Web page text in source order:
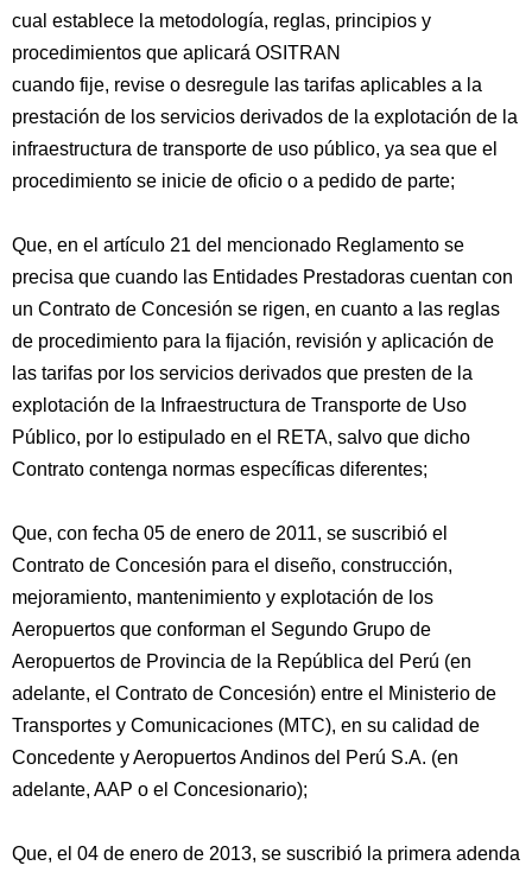
cual establece la metodología, reglas, principios y
procedimientos que aplicará OSITRAN
cuando fije, revise o desregule las tarifas aplicables a la
prestación de los servicios derivados de la explotación de la
infraestructura de transporte de uso público, ya sea que el
procedimiento se inicie de oficio o a pedido de parte;
Que, en el artículo 21 del mencionado Reglamento se
precisa que cuando las Entidades Prestadoras cuentan con
un Contrato de Concesión se rigen, en cuanto a las reglas
de procedimiento para la fijación, revisión y aplicación de
las tarifas por los servicios derivados que presten de la
explotación de la Infraestructura de Transporte de Uso
Público, por lo estipulado en el RETA, salvo que dicho
Contrato contenga normas específicas diferentes;
Que, con fecha 05 de enero de 2011, se suscribió el
Contrato de Concesión para el diseño, construcción,
mejoramiento, mantenimiento y explotación de los
Aeropuertos que conforman el Segundo Grupo de
Aeropuertos de Provincia de la República del Perú (en
adelante, el Contrato de Concesión) entre el Ministerio de
Transportes y Comunicaciones (MTC), en su calidad de
Concedente y Aeropuertos Andinos del Perú S.A. (en
adelante, AAP o el Concesionario);
Que, el 04 de enero de 2013, se suscribió la primera adenda